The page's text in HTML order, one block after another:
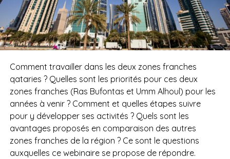
Comment travailler dans les deux zones franches
qataries ? Quelles sont les priorités pour ces deux
zones franches (Ras Bufontas et Umm Alhoul) pour les
années à venir ? Comment et quelles étapes suivre
pour y développer ses activités ? Quels sont les
avantages proposés en comparaison des autres
zones franches de la région ? Ce sont le questions
auxquelles ce webinaire se propose de répondre.